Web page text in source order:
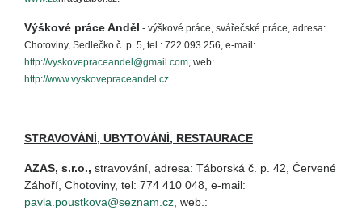
Výškové práce Anděl - výškové práce, svářečské práce, adresa:
Chotoviny, Sedlečko č. p. 5, tel.: 722 093 256, e-mail:
http://vyskovepraceandel@gmail.com, web:
http://www.vyskovepraceandel.cz
STRAVOVÁNÍ, UBYTOVÁNÍ, RESTAURACE
AZAS, s.r.o., stravování, adresa: Táborská č. p. 42, Červené
Záhoří, Chotoviny, tel: 774 410 048, e-mail:
pavla.poustkova@seznam.cz, web.: